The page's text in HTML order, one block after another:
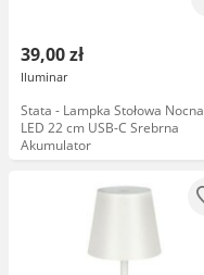
39,00 zł
Iluminar
Stata - Lampka Stołowa Nocna
LED 22 cm USB-C Srebrna
Akumulator